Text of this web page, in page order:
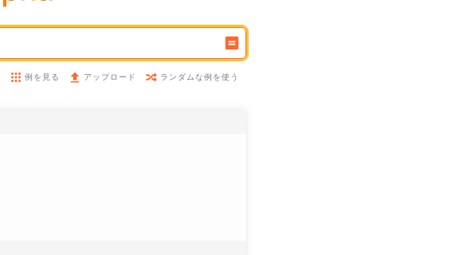
例を見る アップロード ランダムな例を使う